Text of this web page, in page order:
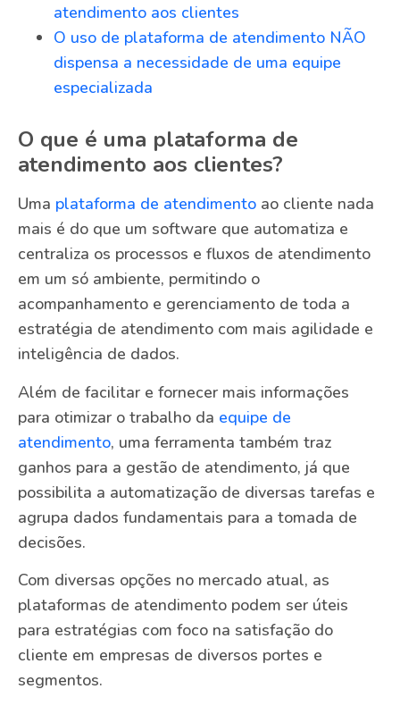
atendimento aos clientes
O uso de plataforma de atendimento NÃO
dispensa a necessidade de uma equipe
especializada
O que é uma plataforma de
atendimento aos clientes?
Uma plataforma de atendimento ao cliente nada
mais é do que um software que automatiza e
centraliza os processos e fluxos de atendimento
em um só ambiente, permitindo o
acompanhamento e gerenciamento de toda a
estratégia de atendimento com mais agilidade e
inteligência de dados.
Além de facilitar e fornecer mais informações
para otimizar o trabalho da equipe de
atendimento, uma ferramenta também traz
ganhos para a gestão de atendimento, já que
possibilita a automatização de diversas tarefas e
agrupa dados fundamentais para a tomada de
decisões.
Com diversas opções no mercado atual, as
plataformas de atendimento podem ser úteis
para estratégias com foco na satisfação do
cliente em empresas de diversos portes e
segmentos.